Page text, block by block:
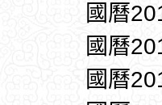
國曆
國曆
國曆